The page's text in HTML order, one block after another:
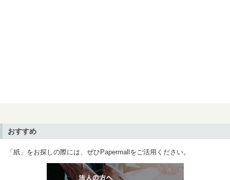
おすすめ
「紙」をお探しの際には、ぜひPapermallをご活用ください。